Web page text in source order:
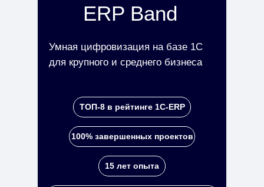
ERP Band
Умная цифровизация на базе 1С
для крупного и среднего бизнеса
ТОП-8 в рейтинге 1С-ERP
15 лет опыта
100% завершенных проектов